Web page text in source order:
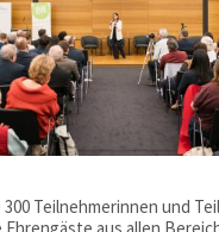
Teilnehmerinnen und